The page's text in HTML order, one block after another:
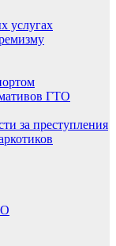
услугах
ГТО
за преступления